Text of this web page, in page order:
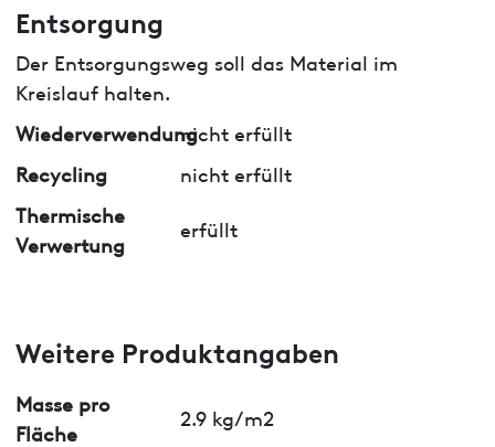
Entsorgung
Der Entsorgungsweg soll das Material im
Kreislauf halten.
Wiederverwendungnicht erfüllt
Recycling
nicht erfüllt
Thermische
Verwertung
erfüllt
Weitere Produktangaben
Masse pro
Fläche
2.9 kg/m2